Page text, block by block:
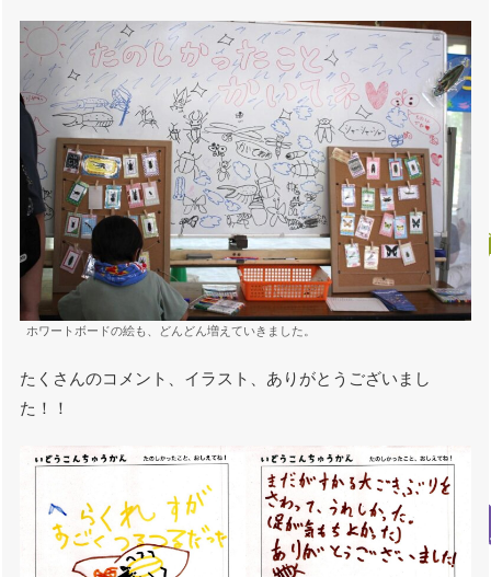
ホワートボードの絵も、どんどん増えていきました。
たくさんのコメント、イラスト、ありがとうございまし
た！！